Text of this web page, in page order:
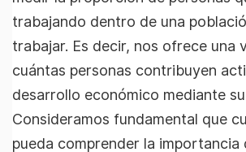
trabajando dentro de una
trabajar. Es decir, nos ofrece una
cuántas personas contribuyen
desarrollo económico mediante
Consideramos fundamental que
pueda comprender la importancia